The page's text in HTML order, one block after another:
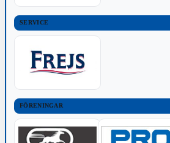
SERVICE
FÖRENINGAR